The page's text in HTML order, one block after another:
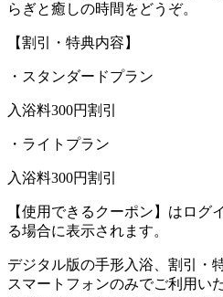
らぎと癒しの時間をどうぞ。
【割引・特典内容】
・スタンダードプラン
入浴料300円割引
・ライトプラン
入浴料300円割引
【使用できるクーポン】はログ
る場合に表示されます。
デジタル版の手形入浴、割引・
スマートフォンのみでご利用い